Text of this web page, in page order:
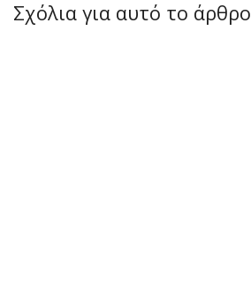
Σχόλια για αυτό το άρθρο